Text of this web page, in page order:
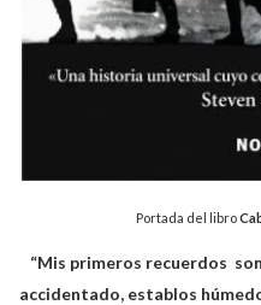
Portada del libro
“Mis primeros recuerdos
accidentado, establos